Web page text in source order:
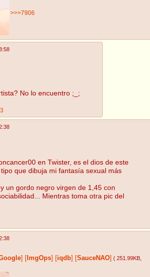
>>>7906
No lo encuentro ;_;
en Twister, es el dios de este
que dibuja mi fantasía sexual más
un gordo negro virgen de 1,45 con
Mientras toma otra pic del
ImgOps iqdb SauceNAO ( 251.99KB